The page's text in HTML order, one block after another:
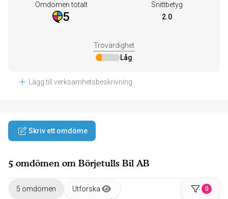
Omdömen totalt
5
Snittbetyg
2.0
Trovärdighet
Låg
Lägg till verksamhetsbeskrivning
Skriv ett omdöme
5 omdömen om Börjetulls Bil AB
5 omdömen Utforska 0